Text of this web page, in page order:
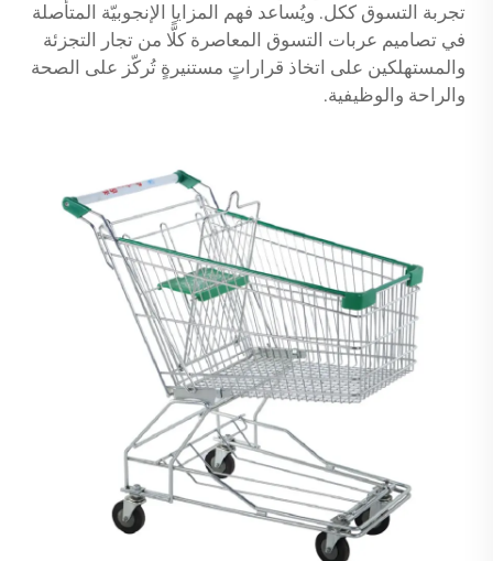
تجربة التسوق ككل. ويُساعد فهم المزايا الإنجوبيّة المتأصلة
في تصاميم عربات التسوق المعاصرة كلًّا من تجار التجزئة
والمستهلكين على اتخاذ قراراتٍ مستنيرةٍ تُركّز على الصحة
والراحة والوظيفية.